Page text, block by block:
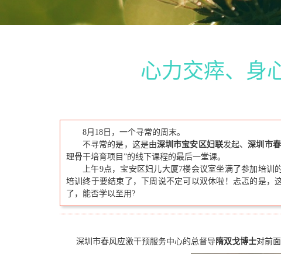
心力交瘁、身
8月18日，一个寻常的周末。
不寻常的是，这是由深圳市宝安区妇联发起、深圳市
理骨干培育项目”的线下课程的最后一堂课。
上午9点，宝安区妇儿大厦7楼会议室坐满了参加培训
培训终于要结束了，下周说不定可以双休啦！忐忑的是，
了，能否学以至用?
深圳市春风应激干预服务中心的总督导隋双戈博士对前